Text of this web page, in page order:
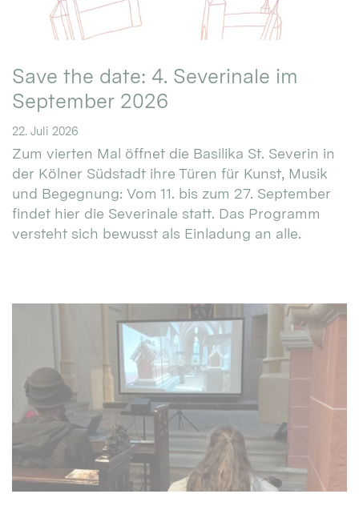
Save the date: 4. Severinale im
September 2026
22. Juli 2026
Zum vierten Mal öffnet die Basilika St. Severin in
der Kölner Südstadt ihre Türen für Kunst, Musik
und Begegnung: Vom 11. bis zum 27. September
findet hier die Severinale statt. Das Programm
versteht sich bewusst als Einladung an alle.